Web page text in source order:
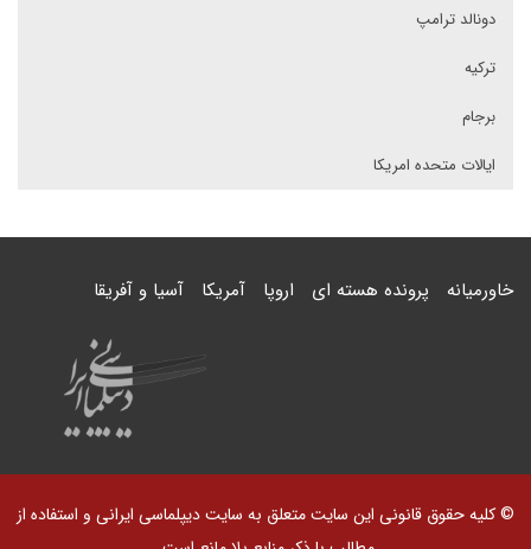
دونالد ترامپ
ترکیه
برجام
ایالات متحده امریکا
خاورمیانه پرونده هسته ای اروپا آمریکا آسیا و آفریقا
© کلیه حقوق قانونی این سایت متعلق به سایت دیپلماسی ایرانی و استفاده از